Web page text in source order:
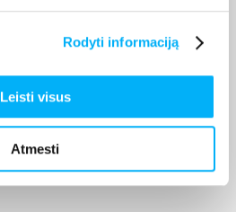
Rodyti informaciją
Leisti visus
Atmesti